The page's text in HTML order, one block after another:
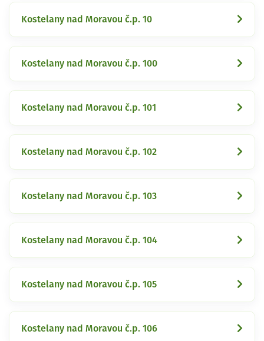
Kostelany nad Moravou č.p. 10
Kostelany nad Moravou č.p. 100
Kostelany nad Moravou č.p. 101
Kostelany nad Moravou č.p. 102
Kostelany nad Moravou č.p. 103
Kostelany nad Moravou č.p. 104
Kostelany nad Moravou č.p. 105
Kostelany nad Moravou č.p. 106